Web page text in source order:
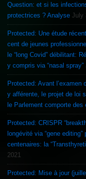
Question: et si les
protectrices ? Analyse July
Protected: Une étude
cent de jeunes
le “long Covid” débilitant:
y compris via “nasal spray”
Protected: Avant l’examen
y afférente, le projet de loi
le Parlement comporte des
Protected: CRISPR
longévité via “gene
centenaires: la
2021
Protected: Mise à jour